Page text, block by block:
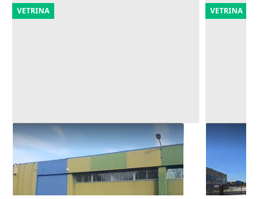
VETRINA
#2537967 Capannone industriale
con uffici
Pradamano (Udine)
260.000 €
VETRINA
#2639889
Buttrio
711.735 €